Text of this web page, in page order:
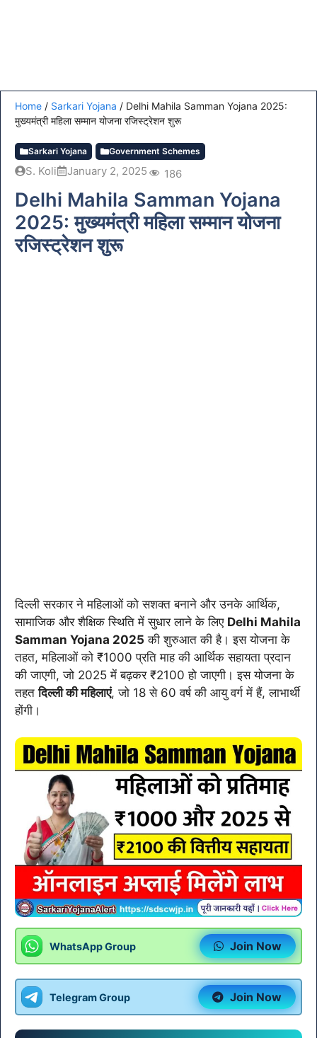
Home / Sarkari Yojana / Delhi Mahila Samman Yojana 2025:
मुख्यमंत्री महिला सम्मान योजना रजिस्ट्रेशन शुरू
Sarkari Yojana Government Schemes
S. Koli January 2, 2025 186
Delhi Mahila Samman Yojana
2025: मुख्यमंत्री महिला सम्मान योजना
रजिस्ट्रेशन शुरू
दिल्ली सरकार ने महिलाओं को सशक्त बनाने और उनके आर्थिक,
सामाजिक और शैक्षिक स्थिति में सुधार लाने के लिए Delhi Mahila
Samman Yojana 2025 की शुरुआत की है। इस योजना के
तहत, महिलाओं को ₹1000 प्रति माह की आर्थिक सहायता प्रदान
की जाएगी, जो 2025 में बढ़कर ₹2100 हो जाएगी। इस योजना के
तहतदिल्ली की महिलाएं, जो 18 से 60 वर्ष की आयु वर्ग में हैं, लाभार्थी
होंगी।
WhatsApp Group Join Now
Telegram Group Join Now